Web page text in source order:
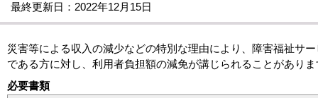
最終更新日：2022年12月15日
災害等による収入の減少などの特別な理由により、障害福祉サ
である方に対し、利用者負担額の減免が講じられることがあり
必要書類